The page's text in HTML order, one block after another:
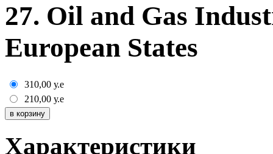
27. Oil and Gas
European States
310,00 у.е
210,00 у.е
Характеристики